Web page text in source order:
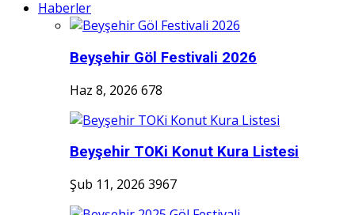
Haberler
Beyşehir Göl Festivali 2026
Haz 8, 2026 678
Beyşehir TOKi Konut Kura Listesi
Şub 11, 2026 3967